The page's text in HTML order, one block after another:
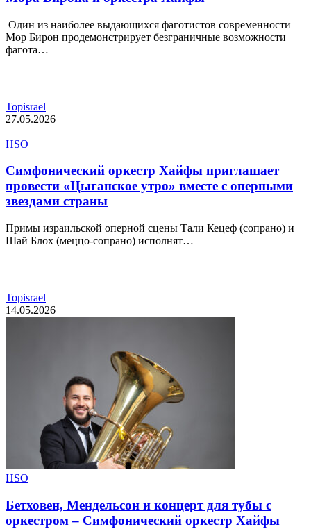
Один из наиболее выдающихся фаготистов современности
Мор Бирон продемонстрирует безграничные возможности
фагота…
Topisrael
27.05.2026
HSO
Симфонический оркестр Хайфы приглашает
провести «Цыганское утро» вместе с оперными
звездами страны
Примы израильской оперной сцены Тали Кецеф (сопрано) и
Шай Блох (меццо-сопрано) исполнят…
Topisrael
14.05.2026
HSO
Бетховен, Мендельсон и концерт для тубы с
оркестром – Симфонический оркестр Хайфы